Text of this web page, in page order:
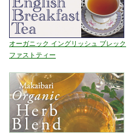
オーガニック イングリッシュ ブレック
ファストティー